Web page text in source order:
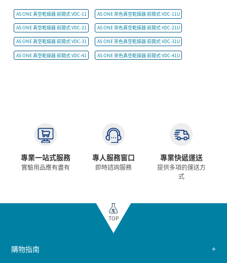
AS ONE 真空乾燥器 前開式 VDC-11 AS ONE 茶色真空乾燥器 前開式 VDC-11U
AS ONE 真空乾燥器 前開式 VDC-21 AS ONE 茶色真空乾燥器 前開式 VDC-21U
AS ONE 真空乾燥器 前開式 VDC-31 AS ONE 茶色真空乾燥器 前開式 VDC-31U
AS ONE 真空乾燥器 前開式 VDC-41 AS ONE 茶色真空乾燥器 前開式 VDC-41U
專業一站式服務
實驗用品應有盡有
專人服務窗口
即時諮詢服務
專業快遞運送
提供多項的運送方
式
TOP
購物指南